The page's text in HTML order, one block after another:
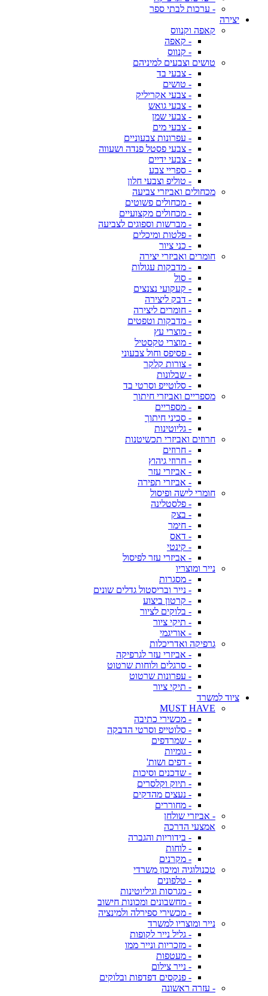
- ערכות לבתי ספר
יצירה
קאפה וקנווס
- קאפה
- קנווס
טושים וצבעים למיניהם
- צבעי בד
- טושים
- צבעי אקריליק
- צבעי גואש
- צבעי שמן
- צבעי מים
- עפרונות צבעוניים
- צבעי פסטל פנדה ושעווה
- צבעי ידיים
- ספריי צבע
- טוליפ וצבעי חלון
מכחולים ואביזרי צביעה
- מכחולים פשוטים
- מכחולים מקצועיים
- מברשות וספוגים לצביעה
- פלטות ומיכלים
- כני ציור
חומרים ואביזרי יצירה
- מדבקות עגולות
- סול
- קעקועי נצנצים
- דבק ליצירה
- חומרים ליצירה
- מדבקות וטפטים
- מוצרי עץ
- מוצרי טקסטיל
- פסיפס וחול צבעוני
- צורות קלקר
- שבלונות
- סלוטייפ וסרטי בד
מספריים ואביזרי חיתוך
- מספריים
- סכיני חיתוך
- גליוטינות
חרוזים ואביזרי תכשיטנות
- חרוזים
- חרוזי גיהוץ
- אביזרי עזר
- אביזרי תפירה
חומרי לישה ופיסול
- פלסטלינה
- בצק
- חימר
- דאס
- קינטי
- אביזרי עזר לפיסול
נייר ומוצריו
- מסגרות
- נייר ובריסטול גדלים שונים
- קרטון ביצוע
- בלוקים לציור
- תיקי ציור
- אוריגמי
גרפיקה ואדריכלות
- אביזרי עזר לגרפיקה
- סרגלים ולוחות שרטוט
- עפרונות שרטוט
- תיקי ציור
ציוד למשרד
MUST HAVE
- מכשירי כתיבה
- סלוטייפ וסרטי הדבקה
- שמרדפים
- גומיות
- דפים ושות'
- שדכנים וסיכות
- תיוק וקלסרים
- נעצים מהדקים
- מחוררים
- אביזרי שולחן
אמצעי הדרכה
- בידוריות והגברה
- לוחות
- מקרנים
טכנולוגיה ומיכון משרדי
- טלפונים
- מגרסות וגיליוטינות
- מחשבונים ומכונות חישוב
- מכשירי ספירלה ולמינציה
נייר ומוצריו למשרד
- גליל נייר לקופות
- מזכריות ונייר ממו
- מעטפות
- נייר צילום
- פנקסים דפדפות ובלוקים
- עזרה ראשונה